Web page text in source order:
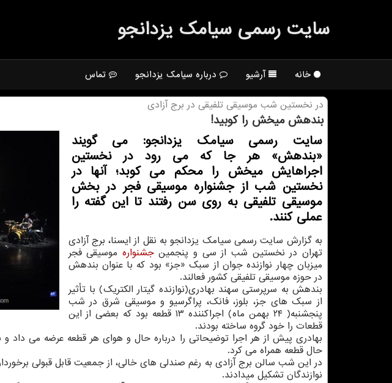
سایت رسمی سیامك یزدانجو
خانه آرشیو درباره سیامک یزدانجو تماس
در نخستین شب موسیقی تلفیقی در برج آزادی
بندهش میخش را كوبید!
سایت رسمی سیامك یزدانجو: می گویند
«بندهش» هر جا كه می رود در نخستین
اجراهایش میخش را محكم می كوبد؛ آنها در
نخستین شب از جشنواره موسیقی فجر در بخش
موسیقی تلفیقی به روی سن رفتند تا این گفته را
عملی كنند.
به گزارش سایت رسمی سیامك یزدانجو به نقل از ایسنا، برج آزادی
تهران در نخستین شب از سی و پنجمینجشنواره موسیقی فجر
میزبان چهار نوازنده جوان از سبك «جز» بود كه با عنوان بندهش
در حوزه موسیقی تلفیقی كشور فعالند.
بندهش به سرپرستی سهند بهادری(نوازنده گیتار الكتریك) با تأثیر
از سبك های جز، بلوز، فانك، پراگرسیو و موسیقی شرق در شب
پنجشنبه( ۲۴ بهمن ماه) اجراكننده ۱۳ قطعه بود كه بعضی از این
قطعات را خود گروه ساخته بودند.
بهادری پیش از هر اجرا توضیحاتی را درباره حال و هوای هر قطعه عرضه می داد
حال قطعه همراه می كرد.
در این شب سالن برج آزادی به رغم صندلی های خالی، از جمعیت قابل قبولی
نوازندگان تشكیل میدادند.